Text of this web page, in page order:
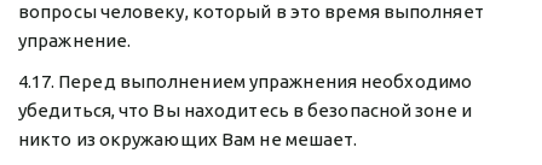
вопросы человеку, который в это время выполняет
упражнение.
4.17. Перед выполнением упражнения необходимо
убедиться, что Вы находитесь в безопасной зоне и
никто из окружающих Вам не мешает.